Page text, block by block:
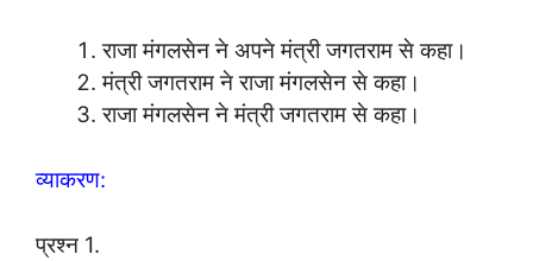
राजा मंगलसेन ने अपने मंत्री जगतराम से कहा।
मंत्री जगतराम ने राजा मंगलसेन से कहा।
राजा मंगलसेन ने मंत्री जगतराम से कहा।
व्याकरण:
प्रश्न 1.